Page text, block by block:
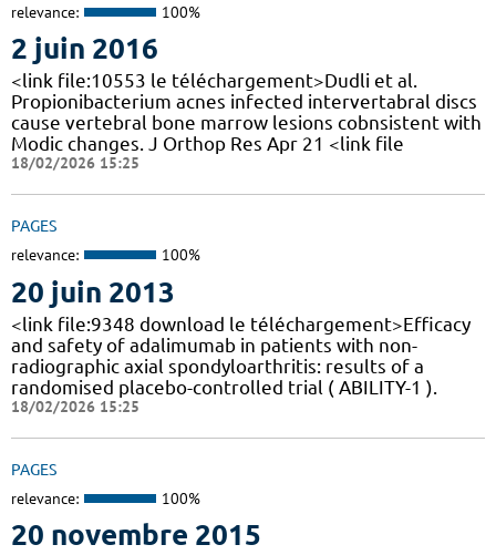
relevance: 100%
2 juin 2016
<link file:10553 le téléchargement>Dudli et al.
Propionibacterium acnes infected intervertabral discs
cause vertebral bone marrow lesions cobnsistent with
Modic changes. J Orthop Res Apr 21 <link file
18/02/2026 15:25
PAGES
relevance: 100%
20 juin 2013
<link file:9348 download le téléchargement>Efficacy
and safety of adalimumab in patients with non-
radiographic axial spondyloarthritis: results of a
randomised placebo-controlled trial ( ABILITY-1 ).
18/02/2026 15:25
PAGES
relevance: 100%
20 novembre 2015